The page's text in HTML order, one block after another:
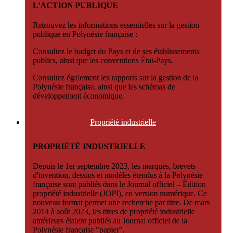
L'ACTION PUBLIQUE
Retrouvez les informations essentielles sur la gestion
publique en Polynésie française :
Consultez le budget du Pays et de ses établissements
publics, ainsi que les conventions État-Pays.
Consultez également les rapports sur la gestion de la
Polynésie française, ainsi que les schémas de
développement économique.
Propriété industrielle
PROPRIÉTÉ INDUSTRIELLE
Depuis le 1er septembre 2023, les marques, brevets
d'invention, dessins et modèles étendus à la Polynésie
française sont publiés dans le Journal officiel – Édition
propriété industrielle (JOPI), en version numérique. Ce
nouveau format permet une recherche par titre. De mars
2014 à août 2023, les titres de propriété industrielle
antérieurs étaient publiés au Journal officiel de la
Polynésie française "papier".